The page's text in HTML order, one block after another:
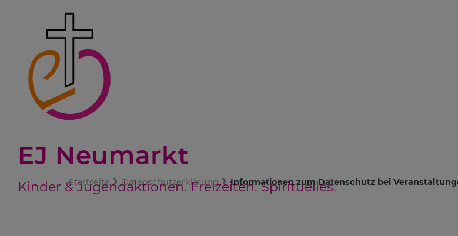
Inhalt
EJ Neumarkt
Kinder & Jugendaktionen. Freizeiten. Spirituelles.
Startseite Datenschutzerklärung Informationen zum Datenschutz bei